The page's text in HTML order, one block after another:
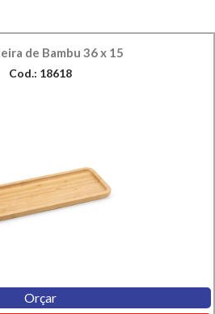
de Bambu 36 x 15
Cod.: 18618
Orçar